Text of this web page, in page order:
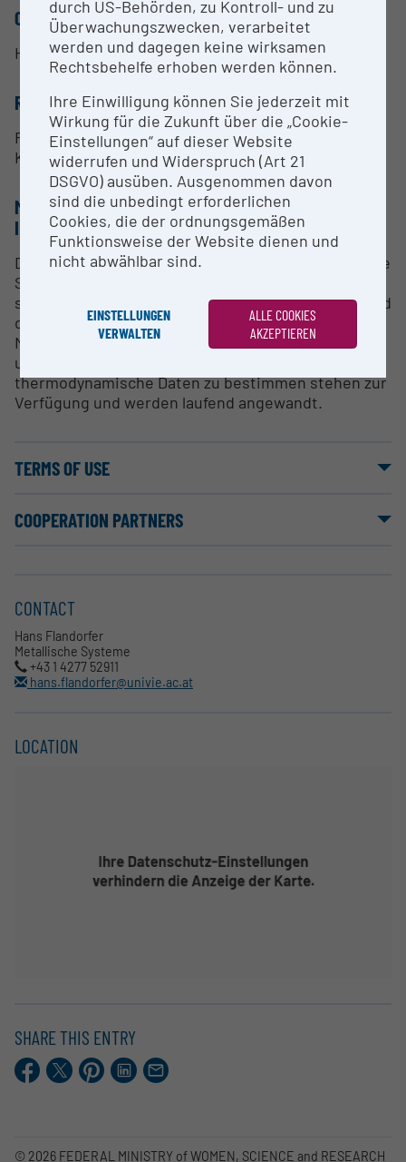
CONTACT PERSON
Hans Flandorfer
RESEARCH SERVICES
Für weitere Informationen bitte um
Kontaktaufnahme (siehe "Kontakt")
METHODS & EXPERTISE FOR RESEARCH
INFRASTRUCTURE
Die MitarbeiterInnen der Arbeitsgruppe "Metallische
Systeme" am Institut beschäftigen sich zum Teil
schon seit Jahrzehnten mit der Thermodynamik und
den Phasenumwandlungen in komplexeren
Materialsystemen. Viele experimentelle Methoden
um Phasendiagramme zu erstellen und
thermodynamische Daten zu bestimmen stehen zur
Verfügung und werden laufend angewandt.
TERMS OF USE
COOPERATION PARTNERS
CONTACT
Hans Flandorfer
Metallische Systeme
+43 1 4277 52911
hans.flandorfer@univie.ac.at
LOCATION
SHARE THIS ENTRY
Facebook
X.comPinterestLinkedIn
E-
Mail
© 2026 FEDERAL MINISTRY of WOMEN, SCIENCE and RESEARCH
durch US-Behörden, zu Kontroll- und zu
Überwachungszwecken, verarbeitet
werden und dagegen keine wirksamen
Rechtsbehelfe erhoben werden können.
Ihre Einwilligung können Sie jederzeit mit
Wirkung für die Zukunft über die „Cookie-
Einstellungen“ auf dieser Website
widerrufen und Widerspruch (Art 21
DSGVO) ausüben. Ausgenommen davon
sind die unbedingt erforderlichen
Cookies, die der ordnungsgemäßen
Funktionsweise der Website dienen und
nicht abwählbar sind.
EINSTELLUNGEN
VERWALTEN
ALLE COOKIES
AKZEPTIEREN